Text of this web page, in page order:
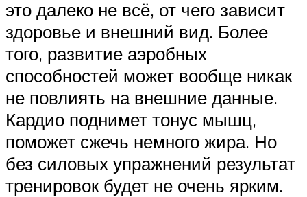
это далеко не всё, от чего зависит
здоровье и внешний вид. Более
того, развитие аэробных
способностей может вообще никак
не повлиять на внешние данные.
Кардио поднимет тонус мышц,
поможет сжечь немного жира. Но
без силовых упражнений результат
тренировок будет не очень ярким.